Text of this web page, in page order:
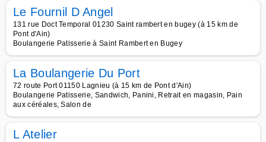
Le Fournil D Angel
131 rue Doct Temporal 01230 Saint rambert en bugey (à 15 km de
Pont d'Ain)
Boulangerie Patisserie à Saint Rambert en Bugey
La Boulangerie Du Port
72 route Port 01150 Lagnieu (à 15 km de Pont d'Ain)
Boulangerie Patisserie, Sandwich, Panini, Retrait en magasin, Pain
aux céréales, Salon de
L Atelier